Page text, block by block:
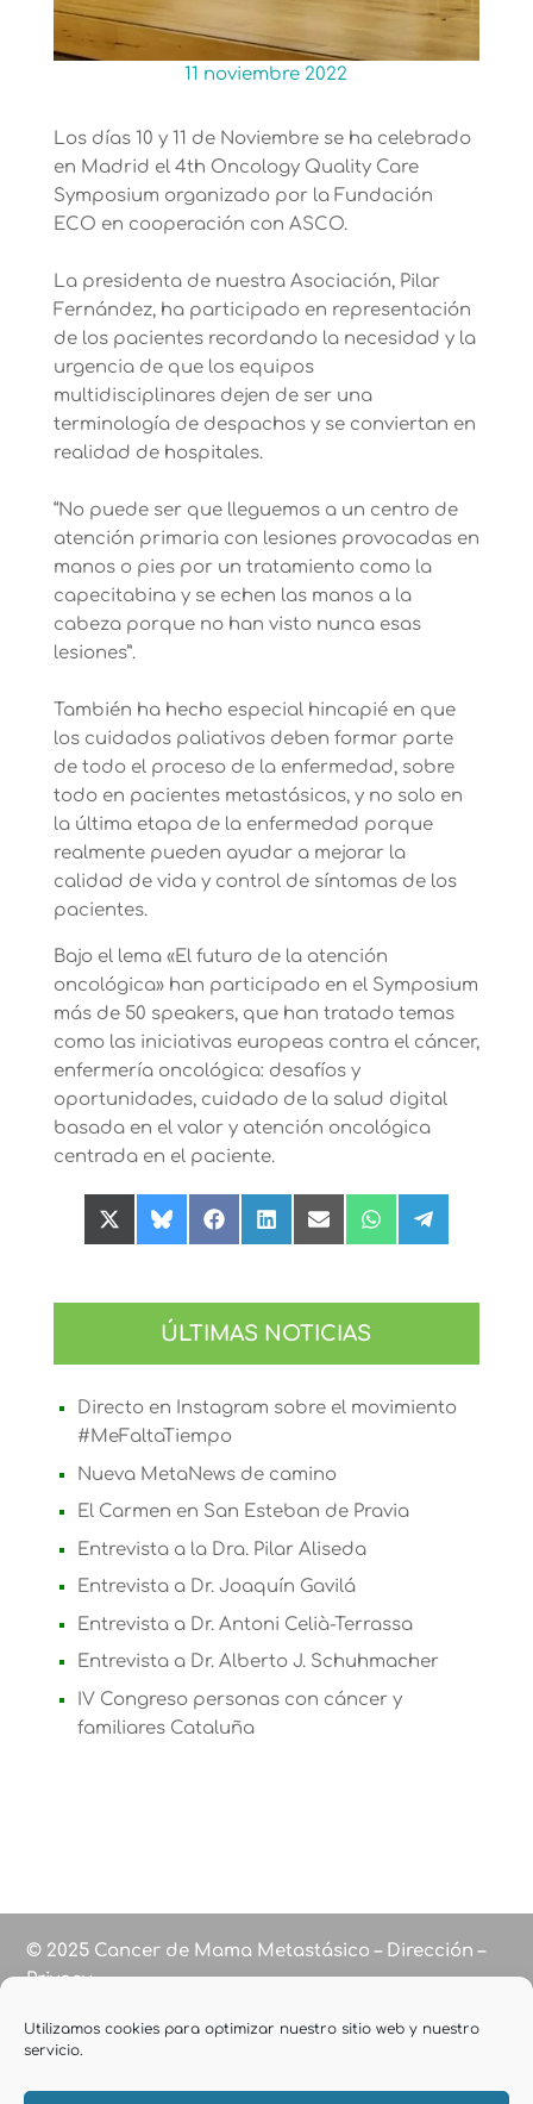
Utilizamos cookies para optimizar nuestro sitio web y nuestro
servicio.
11 noviembre 2022
Los días 10 y 11 de Noviembre se ha celebrado
en Madrid el 4th Oncology Quality Care
Symposium organizado por la Fundación
ECO en cooperación con ASCO.
La presidenta de nuestra Asociación, Pilar
Fernández, ha participado en representación
de los pacientes recordando la necesidad y la
urgencia de que los equipos
multidisciplinares dejen de ser una
terminología de despachos y se conviertan en
realidad de hospitales.
“No puede ser que lleguemos a un centro de
atención primaria con lesiones provocadas en
manos o pies por un tratamiento como la
capecitabina y se echen las manos a la
cabeza porque no han visto nunca esas
lesiones”.
También ha hecho especial hincapié en que
los cuidados paliativos deben formar parte
de todo el proceso de la enfermedad, sobre
todo en pacientes metastásicos, y no solo en
la última etapa de la enfermedad porque
realmente pueden ayudar a mejorar la
calidad de vida y control de síntomas de los
pacientes.
Bajo el lema «El futuro de la atención
oncológica» han participado en el Symposium
más de 50 speakers, que han tratado temas
como las iniciativas europeas contra el cáncer,
enfermería oncológica: desafíos y
oportunidades, cuidado de la salud digital
basada en el valor y atención oncológica
centrada en el paciente.
Compartir
en
Compartir
en
Compartir
en
Compartir
en
Compartir
en
Compartir
en
Compartir
en
ÚLTIMAS NOTICIAS
Directo en Instagram sobre el movimiento
#MeFaltaTiempo
Nueva MetaNews de camino
El Carmen en San Esteban de Pravia
Entrevista a la Dra. Pilar Aliseda
Entrevista a Dr. Joaquín Gavilá
Entrevista a Dr. Antoni Celià-Terrassa
Entrevista a Dr. Alberto J. Schuhmacher
IV Congreso personas con cáncer y
familiares Cataluña
© 2025 Cancer de Mama Metastásico – Dirección –
Privacy